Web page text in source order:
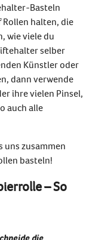
Basteln
halten, die
wie viele du
selber
Künstler oder
dann verwende
ihre vielen Pinsel,
auch alle
uns zusammen
basteln!
– So
die